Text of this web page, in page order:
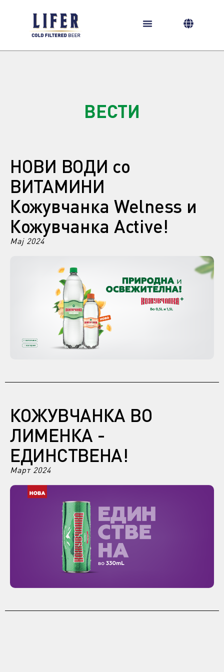
ВЕСТИ
НОВИ ВОДИ со
ВИТАМИНИ
Кожувчанка Welness и
Кожувчанка Active!
Мај 2024
КОЖУВЧАНКА ВО
ЛИМЕНКА -
ЕДИНСТВЕНА!
Март 2024